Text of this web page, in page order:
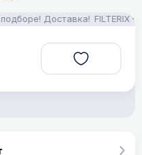
Доставка! FILTERIX —